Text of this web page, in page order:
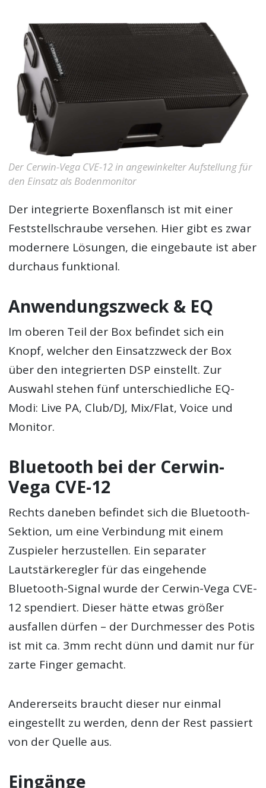
Der Cerwin-Vega CVE-12 in angewinkelter Aufstellung für
den Einsatz als Bodenmonitor
Der integrierte Boxenflansch ist mit einer
Feststellschraube versehen. Hier gibt es zwar
modernere Lösungen, die eingebaute ist aber
durchaus funktional.
Anwendungszweck & EQ
Im oberen Teil der Box befindet sich ein
Knopf, welcher den Einsatzzweck der Box
über den integrierten DSP einstellt. Zur
Auswahl stehen fünf unterschiedliche EQ-
Modi: Live PA, Club/DJ, Mix/Flat, Voice und
Monitor.
Bluetooth bei der Cerwin-
Vega CVE-12
Rechts daneben befindet sich die Bluetooth-
Sektion, um eine Verbindung mit einem
Zuspieler herzustellen. Ein separater
Lautstärkeregler für das eingehende
Bluetooth-Signal wurde der Cerwin-Vega CVE-
12 spendiert. Dieser hätte etwas größer
ausfallen dürfen – der Durchmesser des Potis
ist mit ca. 3mm recht dünn und damit nur für
zarte Finger gemacht.
Andererseits braucht dieser nur einmal
eingestellt zu werden, denn der Rest passiert
von der Quelle aus.
Eingänge